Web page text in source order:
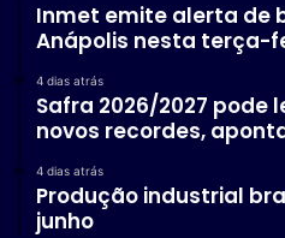
Inmet emite alerta de
Anápolis nesta terça-
4 dias atrás
Safra 2026/2027 pode
novos recordes,
4 dias atrás
Produção industrial
junho